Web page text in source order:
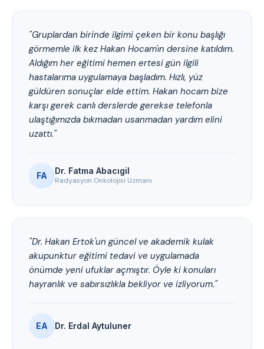
"Gruplardan birinde ilgimi çeken bir konu başlığı
görmemle ilk kez Hakan Hocam'ın dersine katıldım.
Aldığım her eğitimi hemen ertesi gün ilgili
hastalarıma uygulamaya başladım. Hızlı, yüz
güldüren sonuçlar elde ettim. Hakan hocam bize
karşı gerek canlı derslerde gerekse telefonla
ulaştığımızda bıkmadan usanmadan yardım elini
uzattı."
FA Dr. Fatma Abacıgil
Radyasyon Onkolojisi Uzmanı
"Dr. Hakan Ertok'un güncel ve akademik kulak
akupunktur eğitimi tedavi ve uygulamada
önümde yeni ufuklar açmıştır. Öyle ki konuları
hayranlık ve sabırsızlıkla bekliyor ve izliyorum."
EA Dr. Erdal Aytuluner